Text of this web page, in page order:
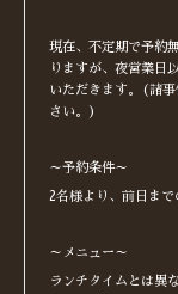
現在、不定期で予約
りますが、夜営業日
いただきます。(諸事
さい。)
～予約条件～
2名様より、前日まで
～メニュー～
ランチタイムとは異